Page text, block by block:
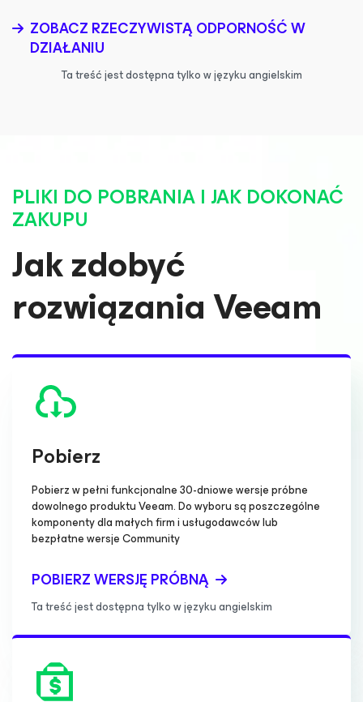
ZOBACZ RZECZYWISTĄ ODPORNOŚĆ W
DZIAŁANIU
Ta treść jest dostępna tylko w języku angielskim
PLIKI DO POBRANIA I JAK DOKONAĆ
ZAKUPU
Jak zdobyć
rozwiązania Veeam
Pobierz
Pobierz w pełni funkcjonalne 30-dniowe wersje próbne
dowolnego produktu Veeam. Do wyboru są poszczególne
komponenty dla małych firm i usługodawców lub
bezpłatne wersje Community
POBIERZ WERSJĘ PRÓBNĄ
Ta treść jest dostępna tylko w języku angielskim